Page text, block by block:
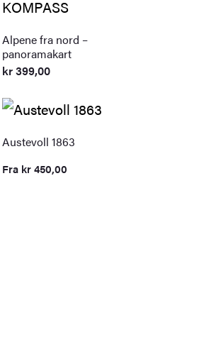
Alpene fra nord –
panoramakart
kr399,00
Austevoll 1863
Fra kr450,00